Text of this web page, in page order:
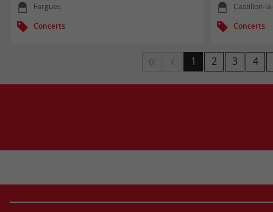
Fargues
Concerts
Castillon-
Concerts
1 2 3 4